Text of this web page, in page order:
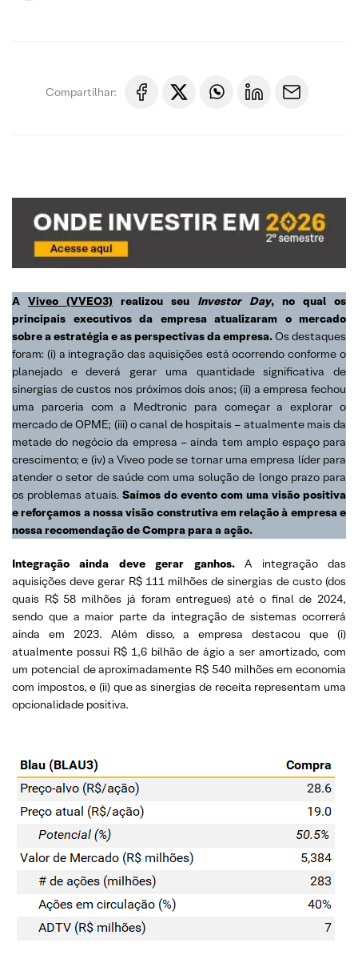
Compartilhar:
A Viveo (VVEO3) realizou seu Investor Day, no qual os
principais executivos da empresa atualizaram o mercado
sobre a estratégia e as perspectivas da empresa.Os destaques
foram: (i) a integração das aquisições está ocorrendo conforme o
planejado e deverá gerar uma quantidade significativa de
sinergias de custos nos próximos dois anos; (ii) a empresa fechou
uma parceria com a Medtronic para começar a explorar o
mercado de OPME; (iii) o canal de hospitais – atualmente mais da
metade do negócio da empresa – ainda tem amplo espaço para
crescimento; e (iv) a Viveo pode se tornar uma empresa líder para
atender o setor de saúde com uma solução de longo prazo para
os problemas atuais. Saímos do evento com uma visão positiva
e reforçamos a nossa visão construtiva em relação à empresa e
nossa recomendação de Compra para a ação.
Integração ainda deve gerar ganhos.A integração das
aquisições deve gerar R$ 111 milhões de sinergias de custo (dos
quais R$ 58 milhões já foram entregues) até o final de 2024,
sendo que a maior parte da integração de sistemas ocorrerá
ainda em 2023. Além disso, a empresa destacou que (i)
atualmente possui R$ 1,6 bilhão de ágio a ser amortizado, com
um potencial de aproximadamente R$ 540 milhões em economia
com impostos, e (ii) que as sinergias de receita representam uma
opcionalidade positiva.